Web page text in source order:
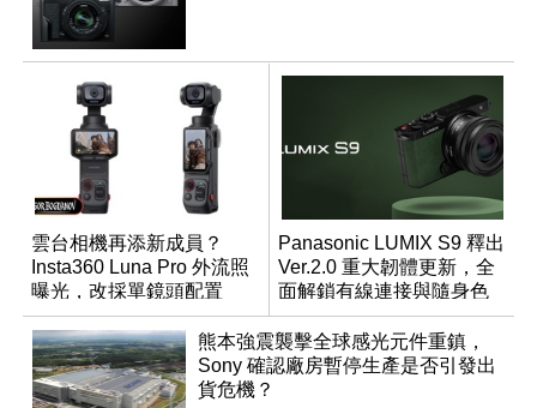
雲台相機再添新成員？
Insta360 Luna Pro 外流照
曝光，改採單鏡頭配置
Panasonic LUMIX S9 釋出
Ver.2.0 重大韌體更新，全
面解鎖有線連接與隨身色
調編輯
熊本強震襲擊全球感光元件重鎮，
Sony 確認廠房暫停生產是否引發出
貨危機？